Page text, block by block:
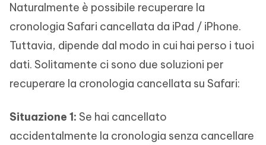
Naturalmente è possibile recuperare la
cronologia Safari cancellata da iPad / iPhone.
Tuttavia, dipende dal modo in cui hai perso i tuoi
dati. Solitamente ci sono due soluzioni per
recuperare la cronologia cancellata su Safari:
Situazione 1: Se hai cancellato
accidentalmente la cronologia senza cancellare